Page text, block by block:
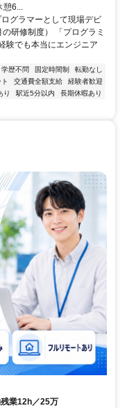
憩6...
グラマーとして現場デビ
研修制度） 「プログラミ
験でも本当にエンジニア
学歴不問 固定時間制
転勤なし
交通費全額支給
経験者歓迎
り 駅近5分以内
長期休暇あり
業12h／25万